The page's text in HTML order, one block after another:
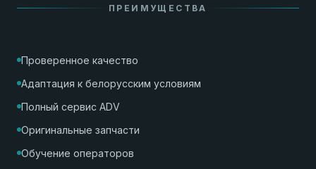
ПРЕИМУЩЕСТВА
Проверенное качество
Адаптация к белорусским условиям
Полный сервис ADV
Оригинальные запчасти
Обучение операторов